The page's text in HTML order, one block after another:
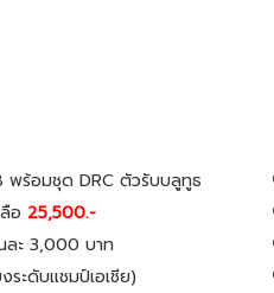
ร้อมชุด DRC ตัวรับบลูทูธ
อ 25,500.-
ละ 3,000 บาท
ะดับเเชมป์เอเชีย)